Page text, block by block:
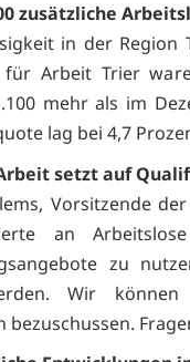
zusätzliche
in der Region
Arbeit Trier
mehr als im
lag bei 4,7
setzt auf
Vorsitzende
an
zu
Wir